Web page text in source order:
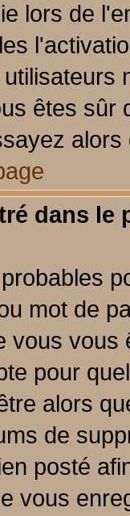
lors de
êtes sûr
dans le
mot de
vous
pour
alors
de
posté
vous